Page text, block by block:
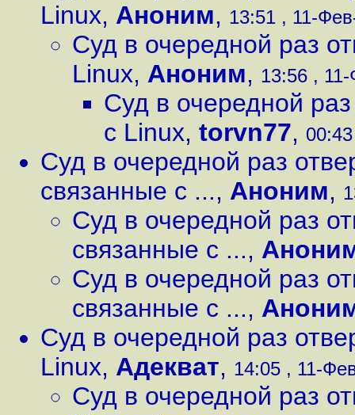
Linux, Аноним, 13:51 , 11-
Суд в очередной раз
Linux, Аноним, 13:56 ,
Суд в очередной
с Linux, torvn77,
Суд в очередной раз
связанные с ..., Аноним,
Суд в очередной раз
связанные с ...,
Суд в очередной раз
связанные с ...,
Суд в очередной раз
Linux, Адекват, 14:05 , 11-
Суд в очередной раз